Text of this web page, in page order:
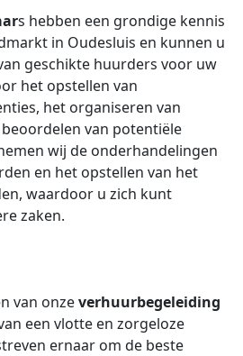
s hebben een grondige kennis
in Oudesluis en kunnen u
geschikte huurders voor uw
het opstellen van
het organiseren van
van potentiële
wij de onderhandelingen
en het opstellen van het
waardoor u zich kunt
zaken.
van onzeverhuurbegeleiding
een vlotte en zorgeloze
ernaar om de beste